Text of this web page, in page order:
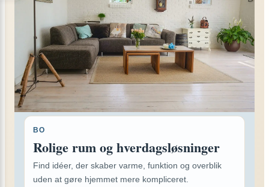
BO
Rolige rum og hverdagsløsninger
Find idéer, der skaber varme, funktion og overblik
uden at gøre hjemmet mere kompliceret.